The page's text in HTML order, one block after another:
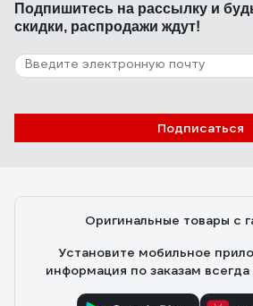
Подпишитесь на рассылку и
скидки, распродажи ждут!
Подписаться
Оригинальные товары с
Установите мобильное
информация по заказам